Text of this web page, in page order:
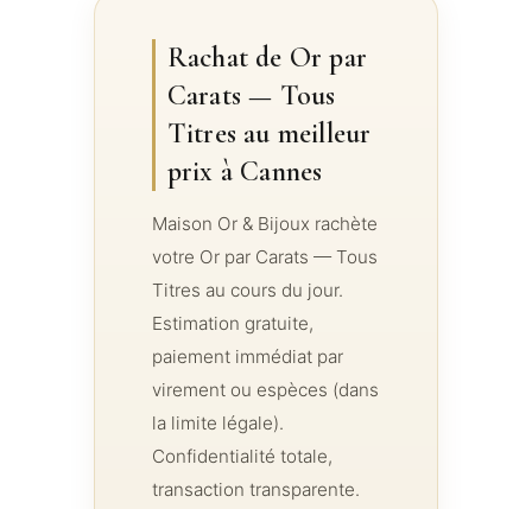
Rachat de Or par
Carats — Tous
Titres au meilleur
prix à Cannes
Maison Or & Bijoux rachète
votre Or par Carats — Tous
Titres au cours du jour.
Estimation gratuite,
paiement immédiat par
virement ou espèces (dans
la limite légale).
Confidentialité totale,
transaction transparente.